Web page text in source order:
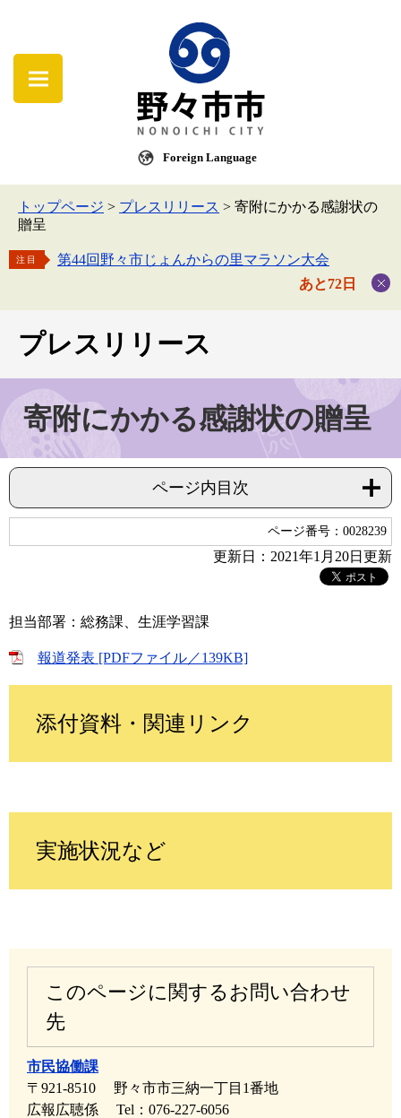
Foreign Language
トップページ > プレスリリース > 寄附にかかる感謝状の
贈呈
注目
第44回野々市じょんからの里マラソン大会
あと72日
プレスリリース
寄附にかかる感謝状の贈呈
ページ内目次
ページ番号：0028239
更新日：2021年1月20日更新
担当部署：総務課、生涯学習課
報道発表 [PDFファイル／139KB]
添付資料・関連リンク
実施状況など
このページに関するお問い合わせ
先
市民協働課
〒921-8510
野々市市三納一丁目1番地
広報広聴係
Tel：076-227-6056